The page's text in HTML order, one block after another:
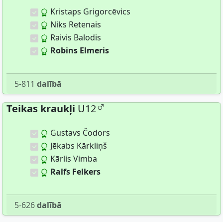
Kristaps Grigorcēvics
Niks Retenais
Raivis Balodis
Robins Elmeris
5-811 dalībā
Teikas kraukļi U12
Gustavs Čodors
Jēkabs Kārkliņš
Kārlis Vimba
Ralfs Felkers
5-626dalībā